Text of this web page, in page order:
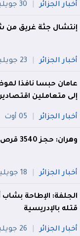
أخبار الجزائر 30 جويلية
إنتشال جثة غريق
أخبار الجزائر 23 جويلية
عامان حبسا نافذا
إلى متعاملين
أخبار الجزائر 05 أوت
وهران: حجز 3540 قرص صاروخ و1020 قرص إكستازي
أخبار الجزائر 18 جويلية
الجلفة: الإطاحة
قتله بالإدريسية
أخبار الجزائر 26 جويلية